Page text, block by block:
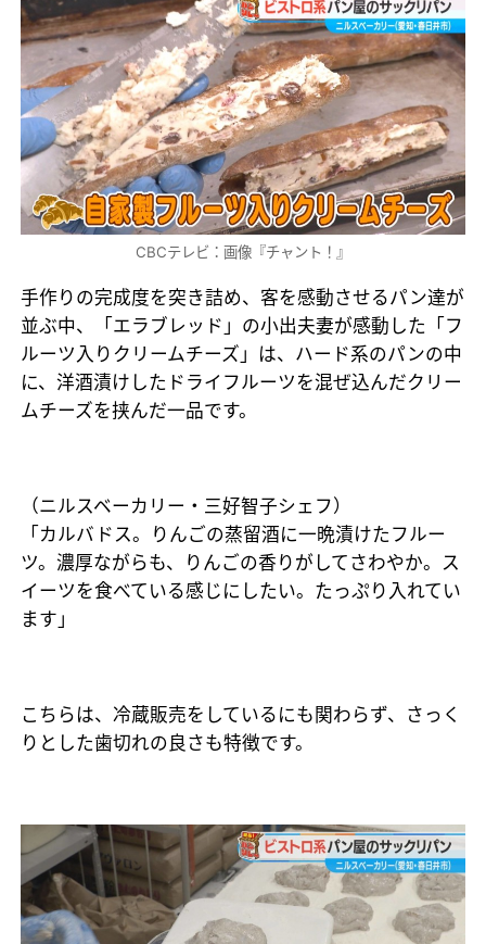
CBCテレビ：画像『チャント！』
手作りの完成度を突き詰め、客を感動させるパン達が
並ぶ中、「エラブレッド」の小出夫妻が感動した「フ
ルーツ入りクリームチーズ」は、ハード系のパンの中
に、洋酒漬けしたドライフルーツを混ぜ込んだクリー
ムチーズを挟んだ一品です。
（ニルスベーカリー・三好智子シェフ）
「カルバドス。りんごの蒸留酒に一晩漬けたフルー
ツ。濃厚ながらも、りんごの香りがしてさわやか。ス
イーツを食べている感じにしたい。たっぷり入れてい
ます」
こちらは、冷蔵販売をしているにも関わらず、さっく
りとした歯切れの良さも特徴です。